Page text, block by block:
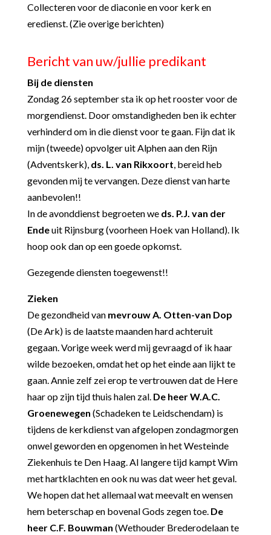
Collecteren voor de diaconie en voor kerk en
eredienst. (Zie overige berichten)
Bericht van uw/jullie predikant
Bij de diensten
Zondag 26 september sta ik op het rooster voor de
morgendienst. Door omstandigheden ben ik echter
verhinderd om in die dienst voor te gaan. Fijn dat ik
mijn (tweede) opvolger uit Alphen aan den Rijn
(Adventskerk), ds. L. van Rikxoort, bereid heb
gevonden mij te vervangen. Deze dienst van harte
aanbevolen!!
In de avonddienst begroeten we ds. P.J. van der
Endeuit Rijnsburg (voorheen Hoek van Holland). Ik
hoop ook dan op een goede opkomst.
Gezegende diensten toegewenst!!
Zieken
De gezondheid van mevrouw A. Otten-van Dop
(De Ark) is de laatste maanden hard achteruit
gegaan. Vorige week werd mij gevraagd of ik haar
wilde bezoeken, omdat het op het einde aan lijkt te
gaan. Annie zelf zei erop te vertrouwen dat de Here
haar op zijn tijd thuis halen zal. De heer W.A.C.
Groenewegen (Schadeken te Leidschendam) is
tijdens de kerkdienst van afgelopen zondagmorgen
onwel geworden en opgenomen in het Westeinde
Ziekenhuis te Den Haag. Al langere tijd kampt Wim
met hartklachten en ook nu was dat weer het geval.
We hopen dat het allemaal wat meevalt en wensen
hem beterschap en bovenal Gods zegen toe. De
heer C.F. Bouwman (Wethouder Brederodelaan te